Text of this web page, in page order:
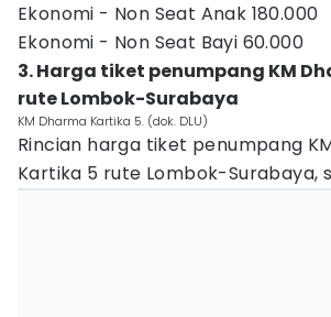
Ekonomi - Non Seat Anak 180.000
Ekonomi - Non Seat Bayi 60.000
3. Harga tiket penumpang KM
rute Lombok-Surabaya
KM Dharma Kartika 5. (dok. DLU)
Rincian harga tiket penumpang
Kartika 5 rute Lombok-Surabaya,